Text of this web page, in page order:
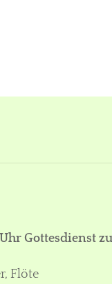
Uhr Gottesdienst
Flöte